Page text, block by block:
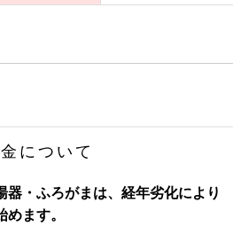
について
器・ふろがまは、経年劣化により
ます。